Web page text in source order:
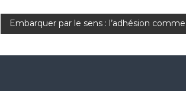
Embarquer par le sens : l’adhésion